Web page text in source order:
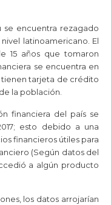
se encuentra rezagado
latinoamericano. El
15 años que tomaron
se encuentra en
tienen tarjeta de crédito
la población.
financiera del país se
esto debido a una
financieros útiles para
(Según datos del
a algún producto
los datos arrojarían